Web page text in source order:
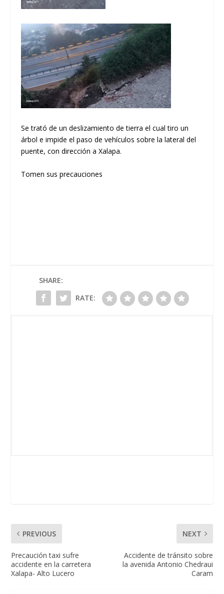
Se trató de un deslizamiento de tierra el cual tiro un
árbol e impide el paso de vehículos sobre la lateral del
puente, con dirección a Xalapa.
Tomen sus precauciones
SHARE:
RATE:
PREVIOUS
Precaución taxi sufre
accidente en la carretera
Xalapa- Alto Lucero
NEXT
Accidente de tránsito sobre
la avenida Antonio Chedraui
Caram